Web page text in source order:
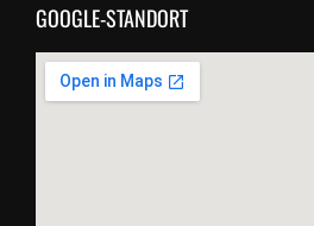
GOOGLE-STANDORT